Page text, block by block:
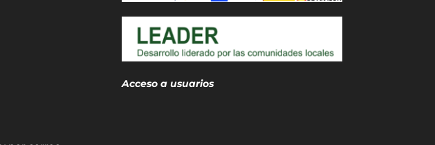
Acceso a usuarios